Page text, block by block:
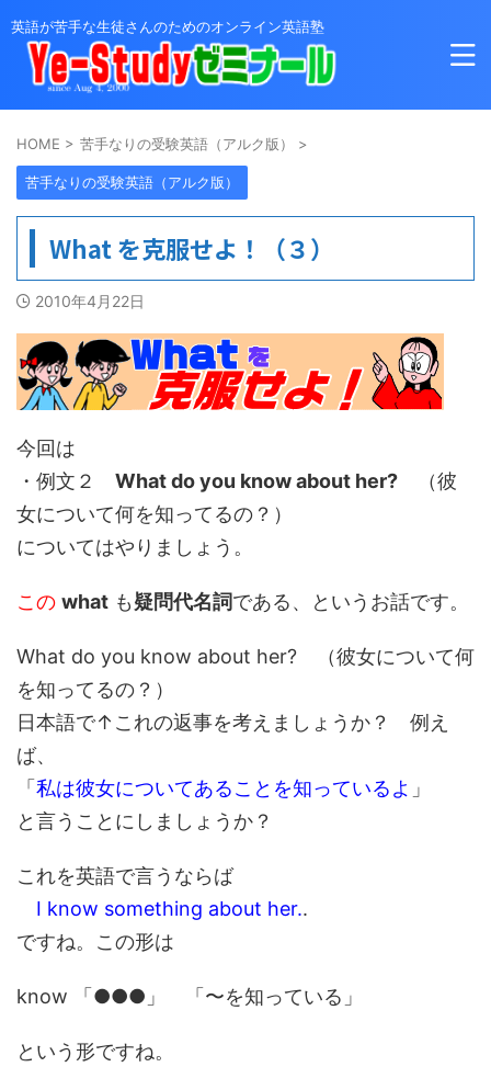
英語が苦手な生徒さんのためのオンライン英語塾
HOME > 苦手なりの受験英語（アルク版） >
苦手なりの受験英語（アルク版）
What を克服せよ！（３）
2010年4月22日
今回は
・例文２ What do you know about her? （彼
女について何を知ってるの？）
についてはやりましょう。
この what も疑問代名詞である、というお話です。
What do you know about her? （彼女について何
を知ってるの？）
日本語で↑これの返事を考えましょうか？ 例え
ば、
「 私は彼女についてあることを知っているよ 」
と言うことにしましょうか？
これを英語で言うならば
I know something about her..
ですね。この形は
know 「●●●」 「〜を知っている」
という形ですね。